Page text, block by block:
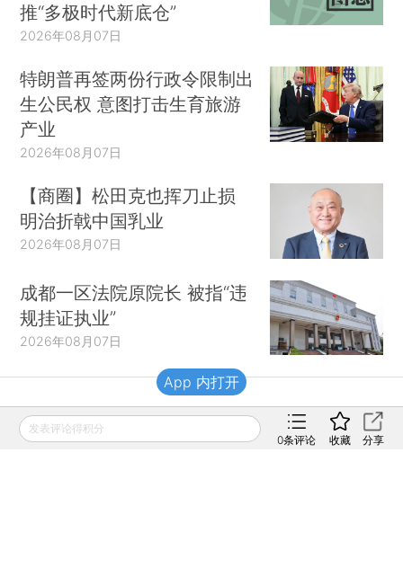
推“多极时代新底仓”
2026年08月07日
特朗普再签两份行政令限制出
生公民权 意图打击生育旅游
产业
2026年08月07日
【商圈】松田克也挥刀止损
明治折戟中国乳业
2026年08月07日
成都一区法院原院长 被指“违
规挂证执业”
2026年08月07日
财新移动
发表评论得积分
0条评论 收藏 分享
App 内打开